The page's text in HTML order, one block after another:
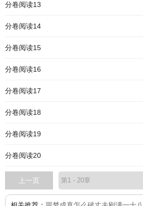
分卷阅读13
分卷阅读14
分卷阅读15
分卷阅读16
分卷阅读17
分卷阅读18
分卷阅读19
分卷阅读20
上一页